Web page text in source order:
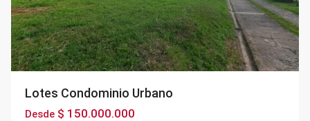
Lotes Condominio Urbano
Desde $ 150.000.000